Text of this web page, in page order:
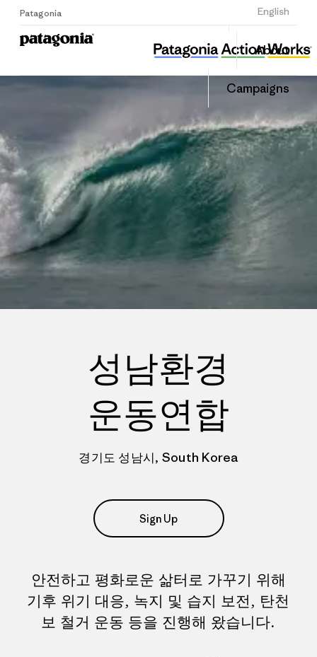
Patagonia English
Sign Up
About
Campaigns
성남환경운동연합
Share
this
Share
on
성남환경
운동연합
경기도 성남시, South Korea
Sign Up
안전하고 평화로운 삶터로 가꾸기 위해
기후 위기 대응, 녹지 및 습지 보전, 탄천
보 철거 운동 등을 진행해 왔습니다.